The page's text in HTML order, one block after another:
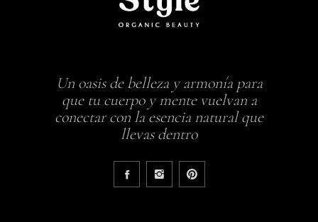
Un oasis de belleza y armonía para
que tu cuerpo y mente vuelvan a
conectar con la esencia natural que
llevas dentro